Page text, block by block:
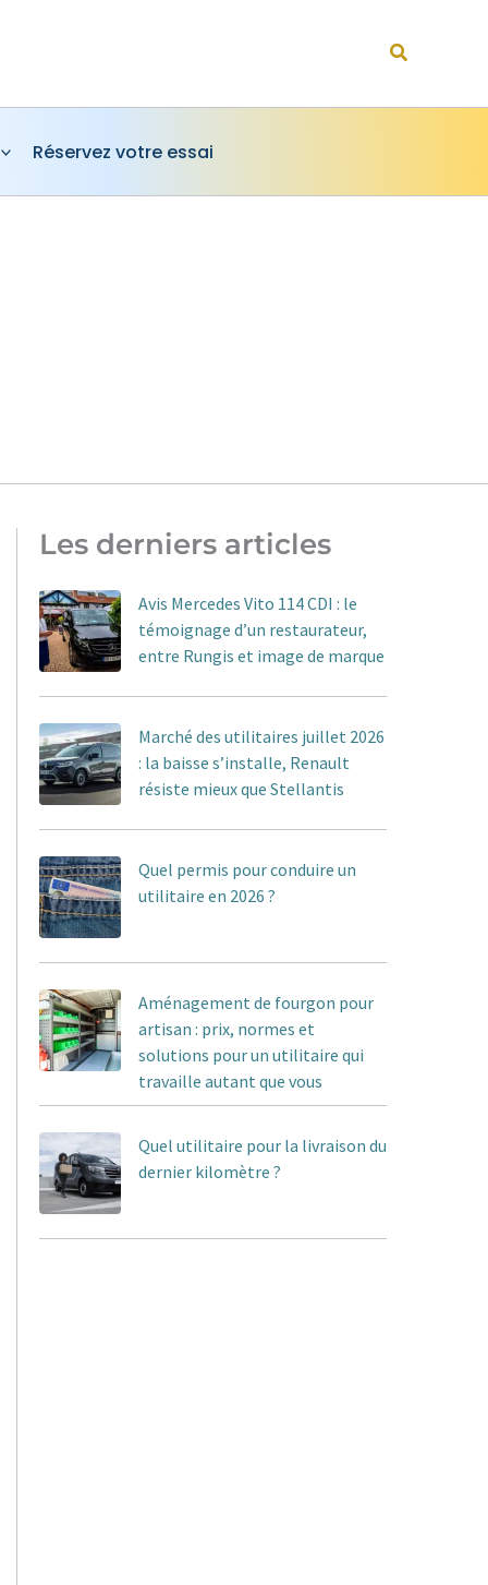
Rechercher
Réservez votre essai
Les derniers articles
Avis Mercedes Vito 114 CDI : le
témoignage d’un restaurateur,
entre Rungis et image de marque
Marché des utilitaires juillet 2026
: la baisse s’installe, Renault
résiste mieux que Stellantis
Quel permis pour conduire un
utilitaire en 2026 ?
Aménagement de fourgon pour
artisan : prix, normes et
solutions pour un utilitaire qui
travaille autant que vous
Quel utilitaire pour la livraison du
dernier kilomètre ?